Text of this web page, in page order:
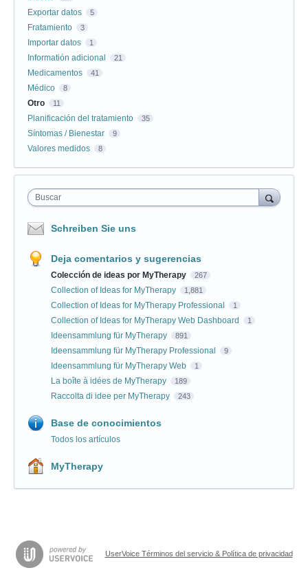
Exportar datos 5
Fratamiento 3
Importar datos 1
Informatión adicional 21
Medicamentos 41
Médico 8
Otro 11
Planificación del tratamiento 35
Síntomas / Bienestar 9
Valores medidos 8
Buscar
Schreiben Sie uns
Deja comentarios y sugerencias
Colección de ideas por MyTherapy 267
Collection of Ideas for MyTherapy 1,881
Collection of Ideas for MyTherapy Professional 1
Collection of Ideas for MyTherapy Web Dashboard 1
Ideensammlung für MyTherapy 891
Ideensammlung für MyTherapy Professional 9
Ideensammlung für MyTherapy Web 1
La boîte à idées de MyTherapy 189
Raccolta di idee per MyTherapy 243
Base de conocimientos
Todos los artículos
MyTherapy
UserVoice Términos del servicio & Política de privacidad